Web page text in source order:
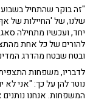
שלנו, של 'החיילות של
יחד, ועכשיו מתחילה
להורים של כל אחת
ובטח שבטח מהדרג
לדבריו, משפחות
נוטר להן על כך: "אני לא
המשפחות. אנחנו